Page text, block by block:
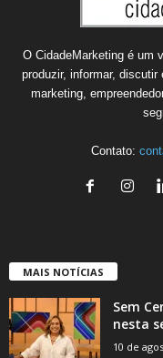
O CidadeMarketing é um
produzir, informar,
marketing,
Contato:
MAIS NOTÍCIAS
Sem
nesta
10 de